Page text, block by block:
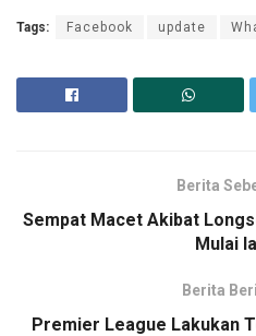
Tags: Facebook update
Berita
Sempat Macet Akibat
Mulai
Berita
Premier League Lakukan